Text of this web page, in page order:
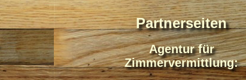
Partnerseiten
Agentur für
Zimmervermittlung: